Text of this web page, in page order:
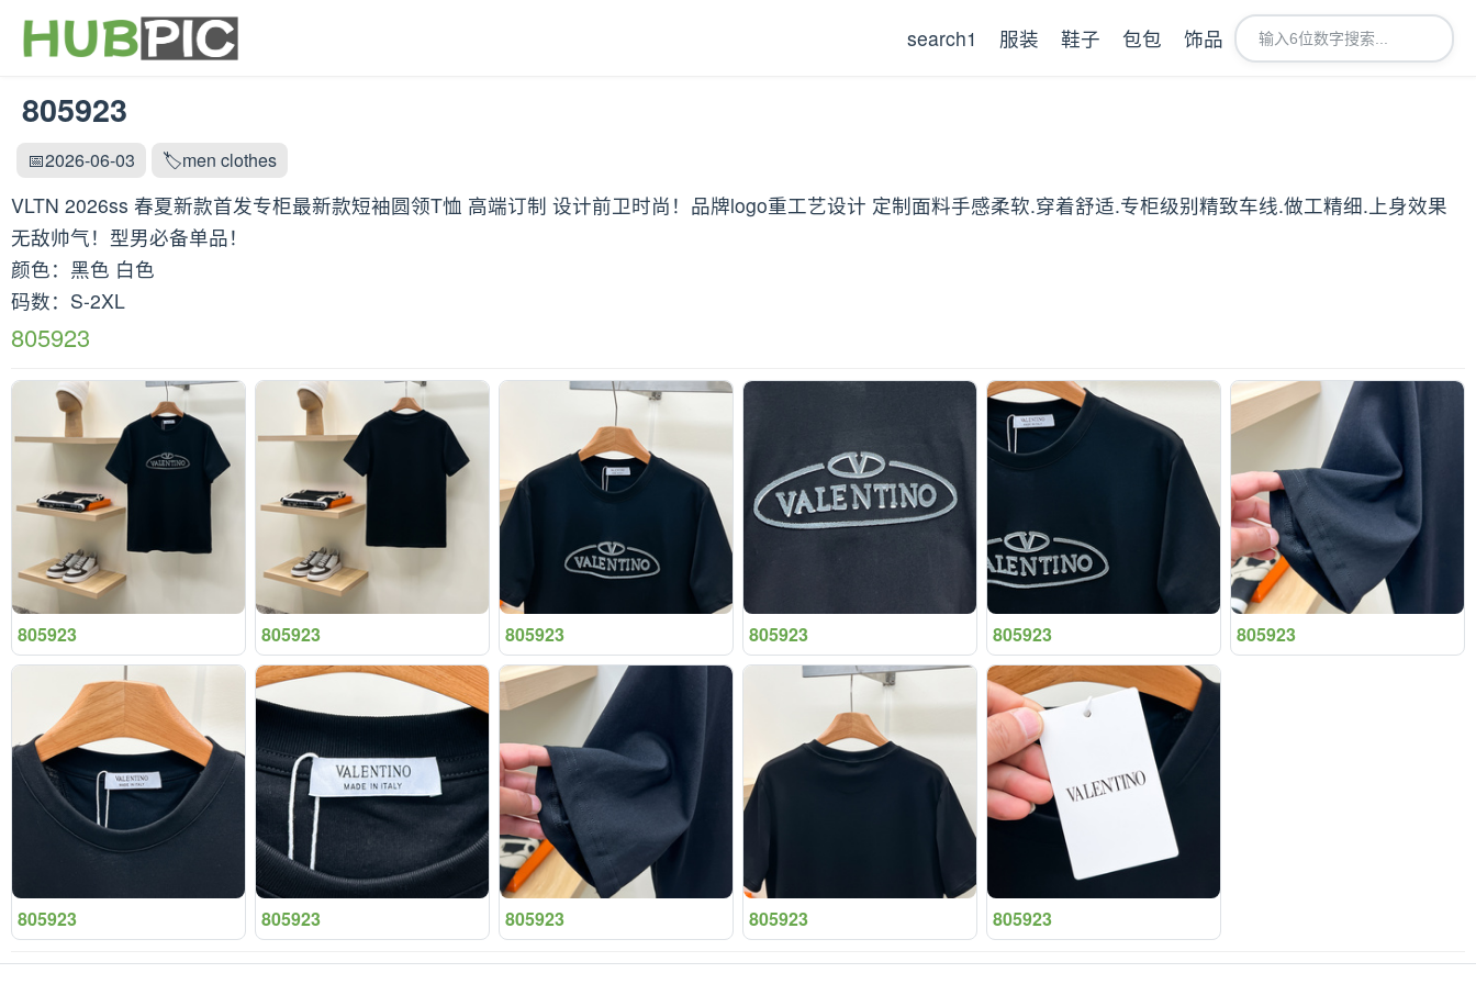
search1 服装 鞋子 包包 饰品
805923
📅2026-06-03 🏷️men clothes
VLTN 2026ss 春夏新款首发专柜最新款短袖圆领T恤 高端订制 设计前卫时尚！品牌logo重工艺设计 定制面料手感柔软.穿着舒适.专柜级别精致车线.做工精细.上身效果
无敌帅气！型男必备单品！
颜色：黑色 白色
码数：S-2XL
805923
805923 805923 805923 805923 805923 805923
805923 805923 805923 805923 805923